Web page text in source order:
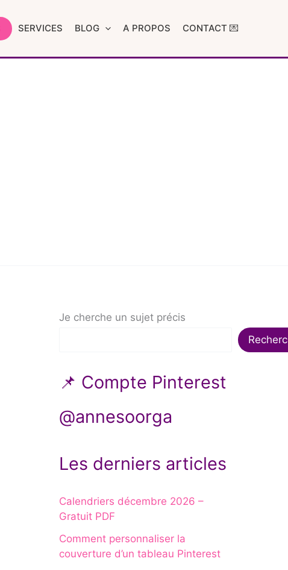
SERVICES BLOG A PROPOS CONTACT 💌
Je cherche un sujet précis
📌 Compte Pinterest
@annesoorga
Les derniers articles
Calendriers décembre 2026 –
Gratuit PDF
Comment personnaliser la
couverture d’un tableau Pinterest